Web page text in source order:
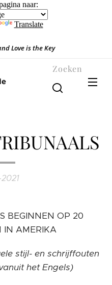
naar:
Translate
Love is the Key❤️
Zoeken
BEGINNEN OP 20
IN AMERIKA
stijl- en schrijffouten
het Engels)